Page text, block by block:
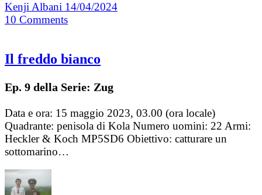
Kenji Albani 14/04/2024
10 Comments
Il freddo bianco
Ep. 9 della Serie: Zug
Data e ora: 15 maggio 2023, 03.00 (ora locale)
Quadrante: penisola di Kola Numero uomini: 22 Armi:
Heckler & Koch MP5SD6 Obiettivo: catturare un
sottomarino…